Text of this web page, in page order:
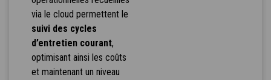
via le cloud permettent le
suivi des cycles
d’entretien courant,
optimisant ainsi les coûts
et maintenant un niveau